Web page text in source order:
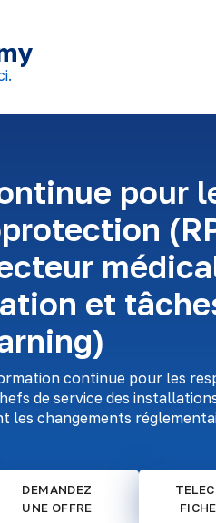
pour
et
continue pour les
de service des
les changements
DEMANDEZ
UNE OFFRE